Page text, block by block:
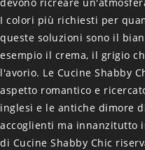
I colori più richiesti per
queste soluzioni sono il
esempio il crema, il grigio
l'avorio. Le Cucine Shabby
aspetto romantico e
inglesi e le antiche dimore
accoglienti ma innanzitutto
di Cucine Shabby Chic